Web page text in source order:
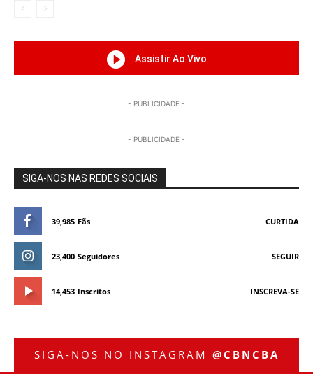
Assistir Ao Vivo
- PUBLICIDADE -
- PUBLICIDADE -
SIGA-NOS NAS REDES SOCIAIS
39,985 Fãs CURTIDA
23,400 Seguidores SEGUIR
14,453 Inscritos INSCREVA-SE
SIGA-NOS NO INSTAGRAM @CBNCBA